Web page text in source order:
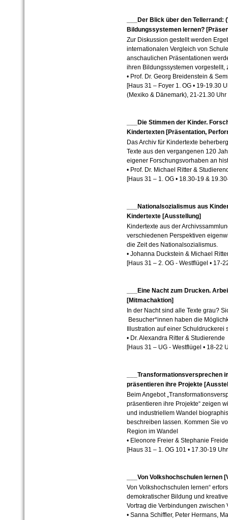
___Der Blick über den Tellerrand:
Bildungssystemen lernen?
Zur Diskussion gestellt werden
internationalen Vergleich von
anschaulichen Präsentationen
ihren Bildungssystemen vorgestellt,
• Prof. Dr. Georg Breidenstein &
[Haus 31 – Foyer 1. OG • 19-19.30
(Mexiko & Dänemark), 21-21.30
___Die Stimmen der Kinder.
Kindertexten [Präsentation,
Das Archiv für Kindertexte
Texte aus den vergangenen 120
eigener Forschungsvorhaben an
• Prof. Dr. Michael Ritter &
[Haus 31 – 1. OG • 18.30-19 &
___Nationalsozialismus aus
Kindertexte [Ausstellung]
Kindertexte aus der
verschiedenen Perspektiven
die Zeit des Nationalsozialismus.
• Johanna Duckstein & Michael
[Haus 31 – 2. OG - Westflügel • 17-
___Eine Nacht zum Drucken.
[Mitmachaktion]
In der Nacht sind alle Texte grau?
Besucher*innen haben die
Illustration auf einer Schuldruckerei
• Dr. Alexandra Ritter & Studierende
[Haus 31 – UG - Westflügel • 18-22
___Transformationsversprechen
präsentieren ihre Projekte
Beim Angebot
präsentieren ihre Projekte“ zeigen
und industriellem Wandel
beschreiben lassen. Kommen Sie
Region im Wandel
• Eleonore Freier & Stephanie Freide
[Haus 31 – 1. OG 101 • 17.30-19
___Von Volkshochschulen lernen
Von Volkshochschulen lernen“
demokratischer Bildung und
Vortrag die Verbindungen zwischen
• Sanna Schiffler, Peter Hermans,